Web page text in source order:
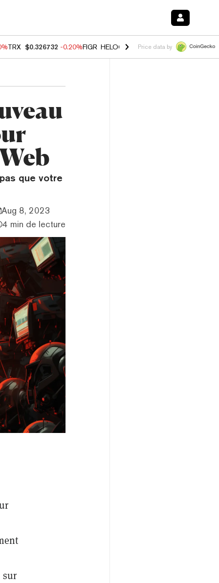
TRX $0.326732 -0.20%FIGR_HELOC $1.017 0.00%HYPE $56.16
Price data by
que votre
Aug 8, 2023
4 min de lecture
sur